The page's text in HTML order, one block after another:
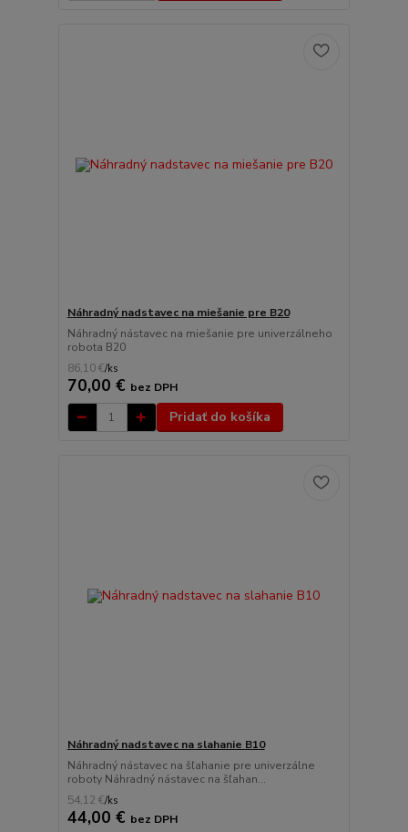
Náhradný nadstavec na miešanie pre B20
Náhradný nástavec na miešanie pre univerzálneho
robota B20
86,10 €/ks
70,00 € bez DPH
Pridať do košíka
Náhradný nadstavec na slahanie B10
Náhradný nástavec na šľahanie pre univerzálne
roboty Náhradný nástavec na šľahan...
54,12 €/ks
44,00 € bez DPH